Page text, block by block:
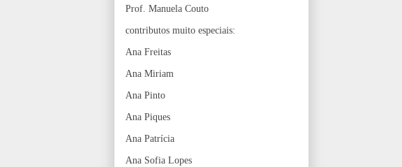
Prof. Manuela Couto
contributos muito especiais:
Ana Freitas
Ana Miriam
Ana Pinto
Ana Piques
Ana Patrícia
Ana Sofia Lopes